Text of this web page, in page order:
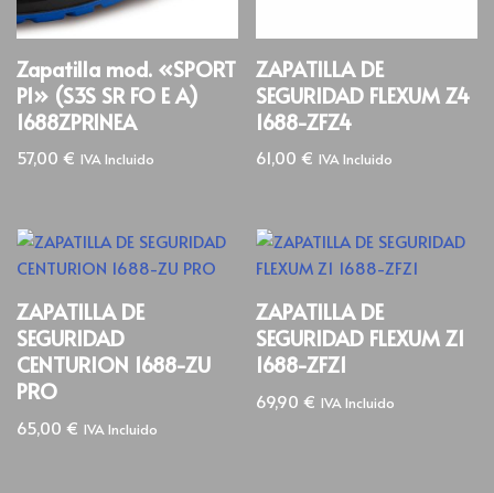
Zapatilla mod. «SPORT
P1» (S3S SR FO E A)
1688ZPR1NEA
57,00 € IVA Incluido
ZAPATILLA DE
SEGURIDAD FLEXUM Z4
1688-ZFZ4
61,00€ IVA Incluido
ZAPATILLA DE
SEGURIDAD
CENTURION 1688-ZU
PRO
65,00 € IVA Incluido
ZAPATILLA DE
SEGURIDAD FLEXUM Z1
1688-ZFZ1
69,90€ IVA Incluido